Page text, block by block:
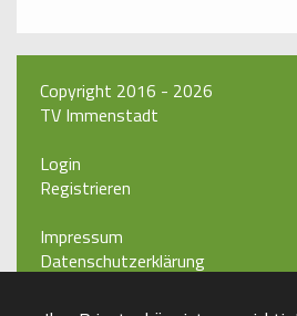
Copyright 2016 - 2026
TV Immenstadt
Login
Registrieren
Impressum
Datenschutzerklärung
Teamsports 2